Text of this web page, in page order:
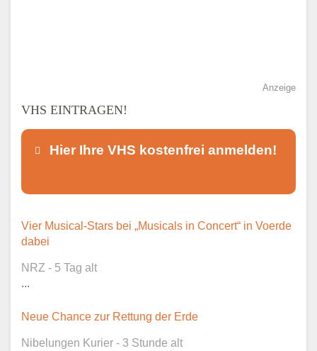
Anzeige
VHS EINTRAGEN!
Hier Ihre VHS kostenfrei anmelden!
Dieser Teil dient lediglich zur
Vier Musical-Stars bei „Musicals in Concert“ in Voerde
dabei
NRZ - 5 Tag alt
...
Neue Chance zur Rettung der Erde
Nibelungen Kurier - 3 Stunde alt